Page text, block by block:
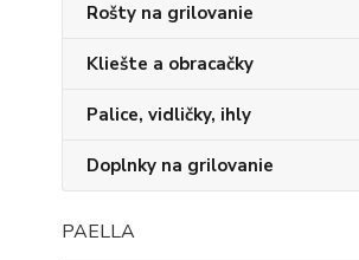
Rošty na grilovanie
Kliešte a obracačky
Palice, vidličky, ihly
Doplnky na grilovanie
PAELLA